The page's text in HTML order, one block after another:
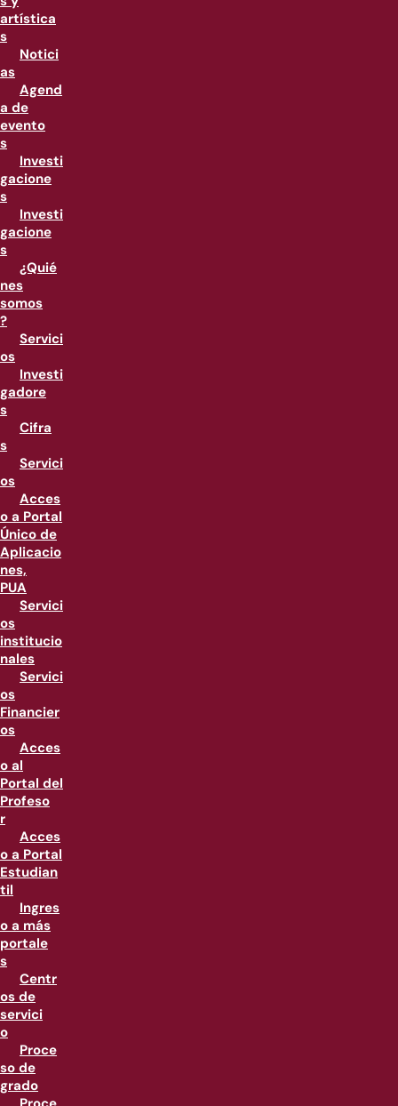
artística
s
Notici
as
Agend
a de
evento
s
Investi
gacione
s
Investi
gacione
s
¿Quié
nes
somos
?
Servici
os
Investi
gadore
s
Cifra
s
Servici
os
Acces
o a Portal
Único de
Aplicacio
nes,
PUA
Servici
os
institucio
nales
Servici
os
Financier
os
Acces
o al
Portal del
Profeso
r
Acces
o a Portal
Estudian
til
Ingres
o a más
portale
s
Centr
os de
servici
o
Proce
so de
grado